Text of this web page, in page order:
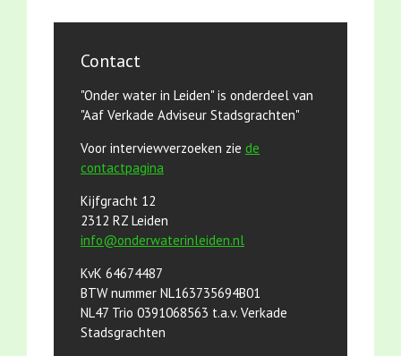
Contact
"Onder water in Leiden" is onderdeel van
"Aaf Verkade Adviseur Stadsgrachten"
Voor interviewverzoeken zie de
contactpagina
Kijfgracht 12
2312 RZ Leiden
info@onderwaterinleiden.nl
KvK 64674487
BTW nummer NL163735694B01
NL47 Trio 0391068563 t.a.v. Verkade
Stadsgrachten